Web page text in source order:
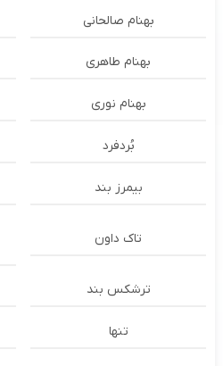
بهنام صالحانی
بهنام طاهری
بهنام نوری
بُردفرد
بیمرز بند
تاک داون
ترشكس بند
تنها